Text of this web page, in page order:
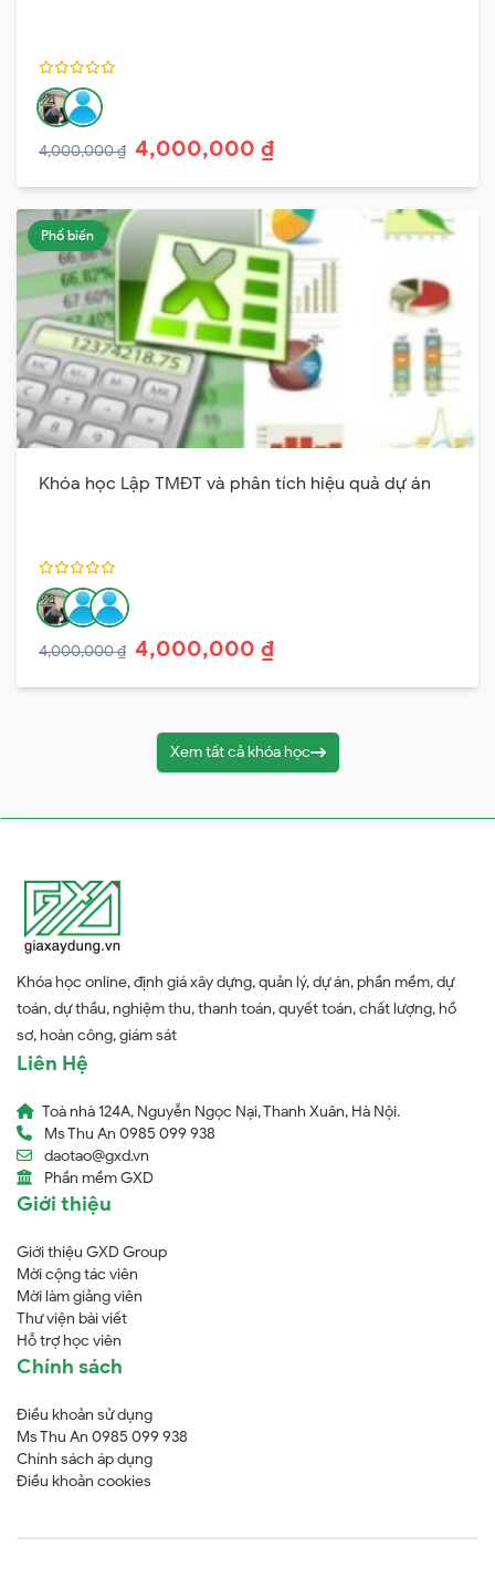
4,000,000 ₫ 4,000,000 ₫
Phổ biến
Khóa học Lập TMĐT và phân tích hiệu quả dự án
4,000,000 ₫ 4,000,000 ₫
Xem tất cả khóa học
Khóa học online, định giá xây dựng, quản lý, dự án, phần mềm, dự
toán, dự thầu, nghiệm thu, thanh toán, quyết toán, chất lượng, hồ
sơ, hoàn công, giám sát
Liên Hệ
Toà nhà 124A, Nguyễn Ngọc Nại, Thanh Xuân, Hà Nội.
Ms Thu An 0985 099 938
daotao@gxd.vn
Phần mềm GXD
Giới thiệu
Giới thiệu GXD Group
Mời cộng tác viên
Mời làm giảng viên
Thư viện bài viết
Hỗ trợ học viên
Chính sách
Điều khoản sử dụng
Ms Thu An 0985 099 938
Chính sách áp dụng
Điều khoản cookies